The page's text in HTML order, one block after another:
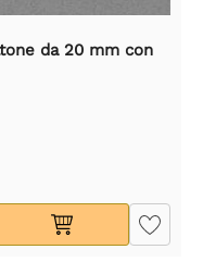
da 20 mm con